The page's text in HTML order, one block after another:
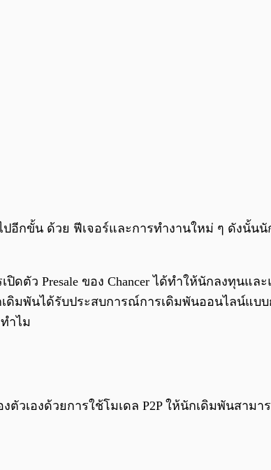
กขั้น ด้วย ฟีเจอร์และการทำงานใหม่ ๆ ดังนั้นนั
ดตัว Presale ของ Chancer ได้ทำให้นักลงทุนแล
ดิมพันได้รับประสบการณ์การเดิมพันออนไลน์แบ
ำไม
เองด้วยการใช้โมเดล P2P ให้นักเดิมพันสาม